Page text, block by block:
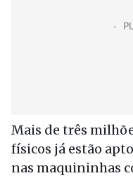
Mais de três
físicos já estão
nas maquininhas